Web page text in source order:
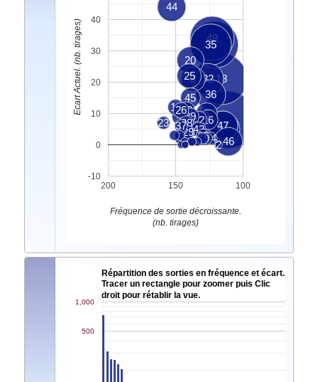
33
18
40
48
35
32
41
22
36
47
44
46
20
3
25
6
16
45
10
12
39
4
1926
7
11
38
43
8
14
23
28
29
34
37
9
1 2
5
200 150 100
-10
0
10
20
30
40
Fréquence de sortie décroissante.
(nb. tirages)
Ecart Actuel. (nb. tirages)
Répartition des sorties en fréquence et écart.
Tracer un rectangle pour zoomer puis Clic
droit pour rétablir la vue.
500
1,000